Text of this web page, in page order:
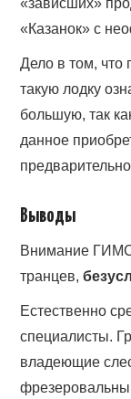
«зависших»
«Казанок» с
Дело в том, что
такую лодку
большую, так
данное
Выводы
Внимание ГИМС
транцев,
Естественно
специалисты.
владеющие